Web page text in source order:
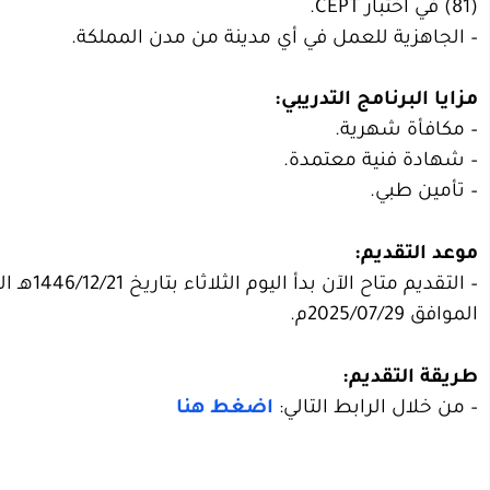
(81) في اختبار CEPT.
– الجاهزية للعمل في أي مدينة من مدن المملكة.
مزايا البرنامج التدريبي:
– مكافأة شهرية.
– شهادة فنية معتمدة.
– تأمين طبي.
موعد التقديم:
الموافق 2025/07/29م.
طريقة التقديم:
– من خلال الرابط التالي: اضغط هنا